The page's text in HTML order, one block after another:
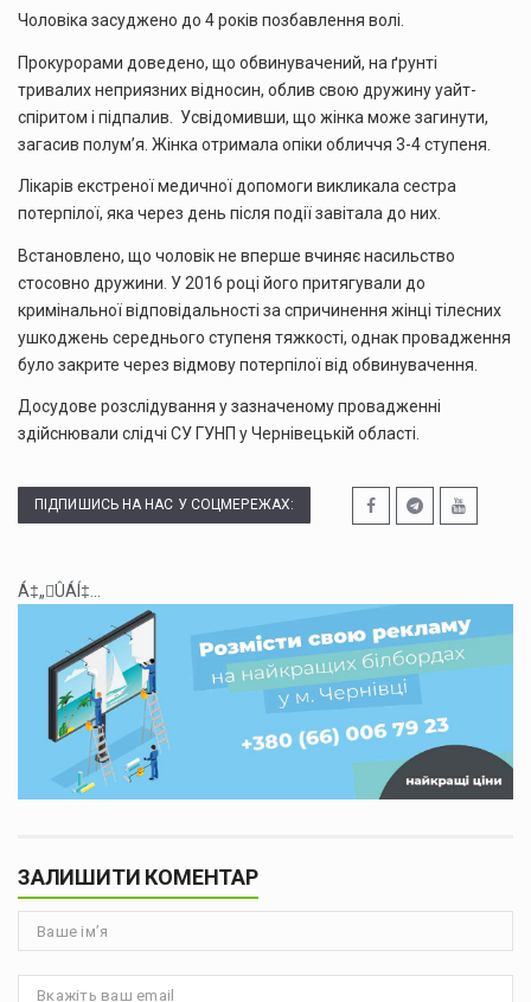
Чоловіка засуджено до 4 років позбавлення волі.
Прокурорами доведено, що обвинувачений, на ґрунті
тривалих неприязних відносин, облив свою дружину уайт-
спіритом і підпалив. Усвідомивши, що жінка може загинути,
загасив полум’я. Жінка отримала опіки обличчя 3-4 ступеня.
Лікарів екстреної медичної допомоги викликала сестра
потерпілої, яка через день після події завітала до них.
Встановлено, що чоловік не вперше вчиняє насильство
стосовно дружини. У 2016 році його притягували до
кримінальної відповідальності за спричинення жінці тілесних
ушкоджень середнього ступеня тяжкості, однак провадження
було закрите через відмову потерпілої від обвинувачення.
Досудове розслідування у зазначеному провадженні
здійснювали слідчі СУ ГУНП у Чернівецькій області.
ПІДПИШИСЬ НА НАС У СОЦМЕРЕЖАХ:
Á‡„ÛÁÍ‡...
ЗАЛИШИТИ КОМЕНТАР